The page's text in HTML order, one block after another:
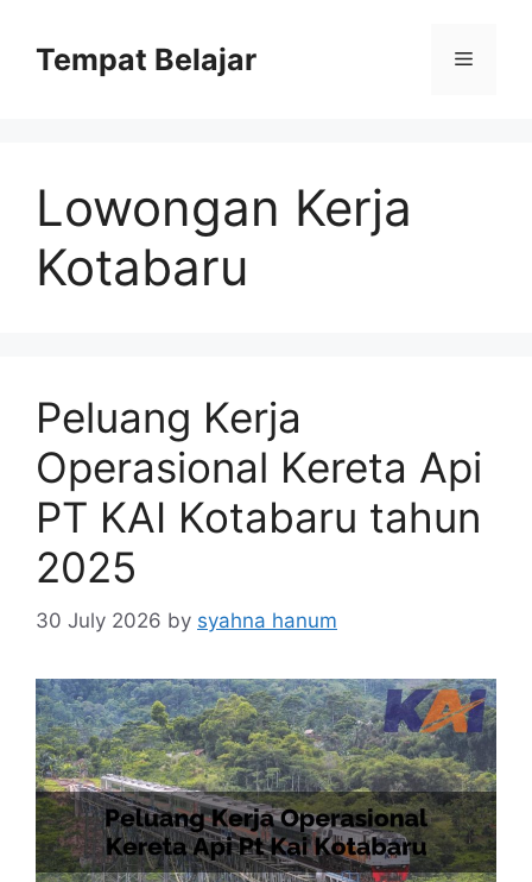
contentTempat Belajar Menu
Lowongan Kerja
Kotabaru
Peluang Kerja
Operasional Kereta Api
PT KAI Kotabaru tahun
2025
30 July 2026 by syahna hanum